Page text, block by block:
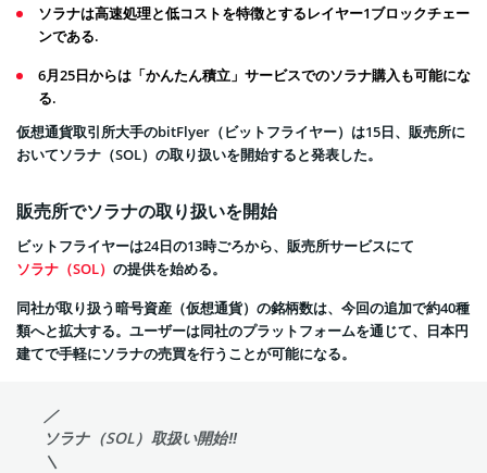
ソラナは高速処理と低コストを特徴とするレイヤー1ブロックチェー
ンである.
6月25日からは「かんたん積立」サービスでのソラナ購入も可能にな
る.
仮想通貨取引所大手のbitFlyer（ビットフライヤー）は15日、販売所に
おいてソラナ（SOL）の取り扱いを開始すると発表した。
販売所でソラナの取り扱いを開始
ビットフライヤーは24日の13時ごろから、販売所サービスにて
ソラナ（SOL） の提供を始める。
同社が取り扱う暗号資産（仮想通貨）の銘柄数は、今回の追加で約40種
類へと拡大する。ユーザーは同社のプラットフォームを通じて、日本円
建てで手軽にソラナの売買を行うことが可能になる。
／
ソラナ（SOL）取扱い開始‼️
＼